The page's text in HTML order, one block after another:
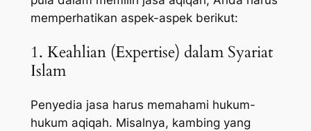
memperhatikan aspek-aspek berikut:
1. Keahlian (Expertise) dalam Syariat
Islam
Penyedia jasa harus memahami hukum-
hukum aqiqah. Misalnya, kambing yang